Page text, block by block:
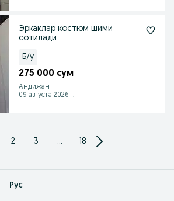
Эркаклар костюм шими
сотилади
Б/у
275 000 сум
Андижан
09 августа 2026 г.
2 3 ... 18
Рус